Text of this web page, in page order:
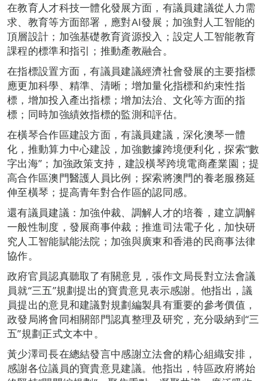
在教育人才科技一體化發展方面，有議員建議從人力需
求、教育等方面部署，應對AI發展；加強對人工智能的
頂層設計；加強基礎教育資源投入；設定人工智能教育
課程的標準和指引；推動產教融合。
在指標設置方面，有議員建議經濟社會發展的主要指標
應更加科學、精準、清晰；增加量化指標和約束性指
標，增加投入產出指標；增加法治、文化等方面的指
標；同時加強績效指標的監測和評估。
在橫琴合作區建設方面，有議員建議，深化澳琴一體
化，推動算力中心建設，加強數據跨境便利化，探索“數
字出海”；加強政策支持，建設橫琴跨境電商產業園；提
高合作區澳門醫護人員比例；探索將澳門的養老服務延
伸至橫琴；提高青年對合作區的認同感。
還有議員建議：加強仲裁、調解人才的培養，建立調解
一般性制度，發展商事仲裁；推進司法電子化，加快研
究人工智能賦能法院；加強與廣東和香港的民商事法律
協作。
政府官員認真聽取了有關意見，張作文局長對立法會議
員就“三五”規劃提出的寶貴意見表示感謝。他指出，議
員提出的意見和建議對規劃編製具有重要的參考價值，
政發局將會同相關部門認真整理及研究，充分吸納到“三
五”規劃正式文本中。
黃少澤司長在總結發言中感謝立法會的精心組織安排，
感謝各位議員的寶貴意見建議。他指出，特區政府將始